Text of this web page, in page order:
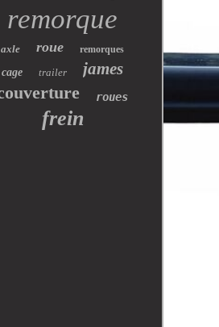
remorque
axle roue remorques
cage trailer james
roues
frein